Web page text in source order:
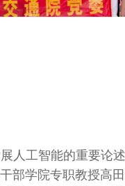
人工智能的重要论述
部学院专职教授